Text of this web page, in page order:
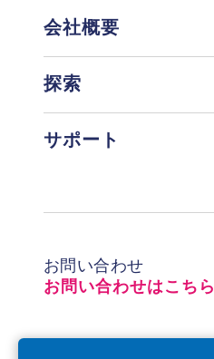
会社概要
探索
サポート
お問い合わせ
お問い合わせはこちら